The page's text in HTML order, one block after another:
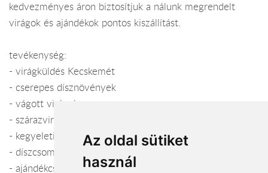
Az oldal sütiket
használ
kedvezményes áron biztosítjuk a nálunk megrendelt
virágok és ajándékok pontos kiszállítást.
tevékenység:
- virágküldés Kecskemét
- cserepes dísznövények
- vágott virágok
- szárazvirág kompozíciók
- kegyeleti készítmények
- díszcsomagolás
- ajándékcsokrok